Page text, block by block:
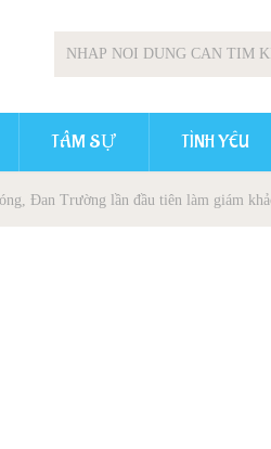
TÂM SỰ TÌNH YÊU
Đan Trường lần đầu tiên làm giám